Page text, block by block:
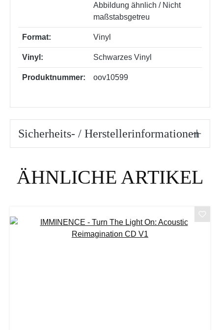
Abbildung ähnlich / Nicht
maßstabsgetreu
Format: Vinyl
Vinyl: Schwarzes Vinyl
Produktnummer: oov10599
Sicherheits- / Herstellerinformationen
ÄHNLICHE ARTIKEL